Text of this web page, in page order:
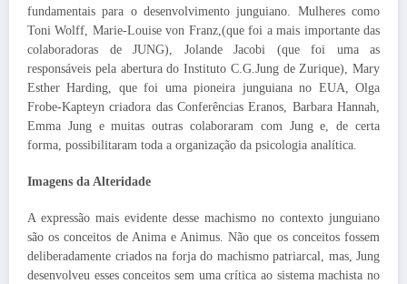
fundamentais para o desenvolvimento junguiano. Mulheres como
Toni Wolff, Marie-Louise von Franz,(que foi a mais importante das
colaboradoras de JUNG), Jolande Jacobi (que foi uma as
responsáveis pela abertura do Instituto C.G.Jung de Zurique), Mary
Esther Harding, que foi uma pioneira junguiana no EUA, Olga
Frobe-Kapteyn criadora das Conferências Eranos, Barbara Hannah,
Emma Jung e muitas outras colaboraram com Jung e, de certa
forma, possibilitaram toda a organização da psicologia analítica.
Imagens da Alteridade
A expressão mais evidente desse machismo no contexto junguiano
são os conceitos de Anima e Animus. Não que os conceitos fossem
deliberadamente criados na forja do machismo patriarcal, mas, Jung
desenvolveu esses conceitos sem uma crítica ao sistema machista no